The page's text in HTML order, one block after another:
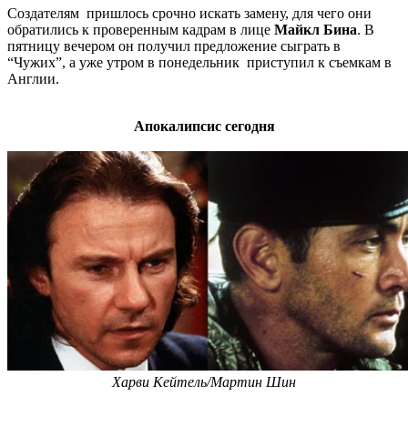
Создателям пришлось срочно искать замену, для чего они
обратились к проверенным кадрам в лице Майкл Бина. В
пятницу вечером он получил предложение сыграть в
“Чужих”, а уже утром в понедельник приступил к съемкам в
Англии.
Апокалипсис сегодня
Харви Кейтель/Мартин Шин